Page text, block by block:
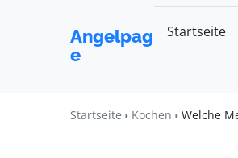
Angelpag
e
Startseite
Startseite Kochen Welche